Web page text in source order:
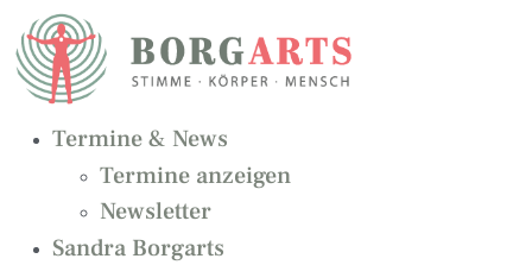
Inhalt
springen
Termine & News
Termine anzeigen
Newsletter
Sandra Borgarts